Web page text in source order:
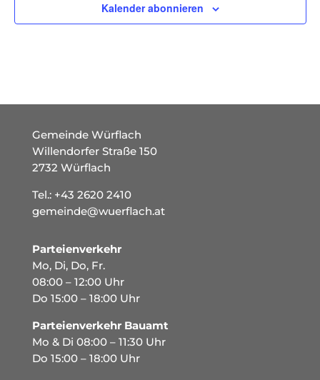
Kalender abonnieren
Gemeinde Würflach
Willendorfer Straße 150
2732 Würflach
Tel.: +43 2620 2410
gemeinde@wuerflach.at
Parteienverkehr
Mo, Di, Do, Fr.
08:00 – 12:00 Uhr
Do 15:00 – 18:00 Uhr
Parteienverkehr Bauamt
Mo & Di 08:00 – 11:30 Uhr
Do 15:00 – 18:00 Uhr